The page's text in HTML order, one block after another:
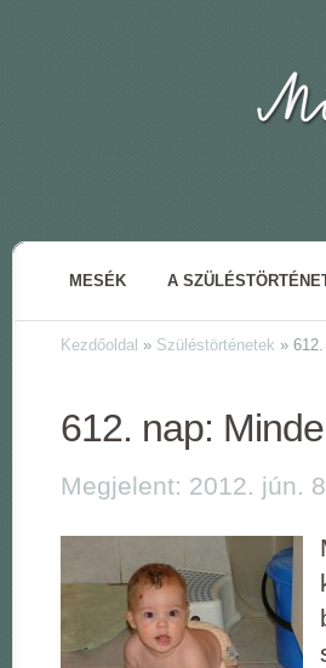
MESÉK A
Kezdőoldal » Szüléstörténetek »
612. nap:
Megjelent: 2012. jún.